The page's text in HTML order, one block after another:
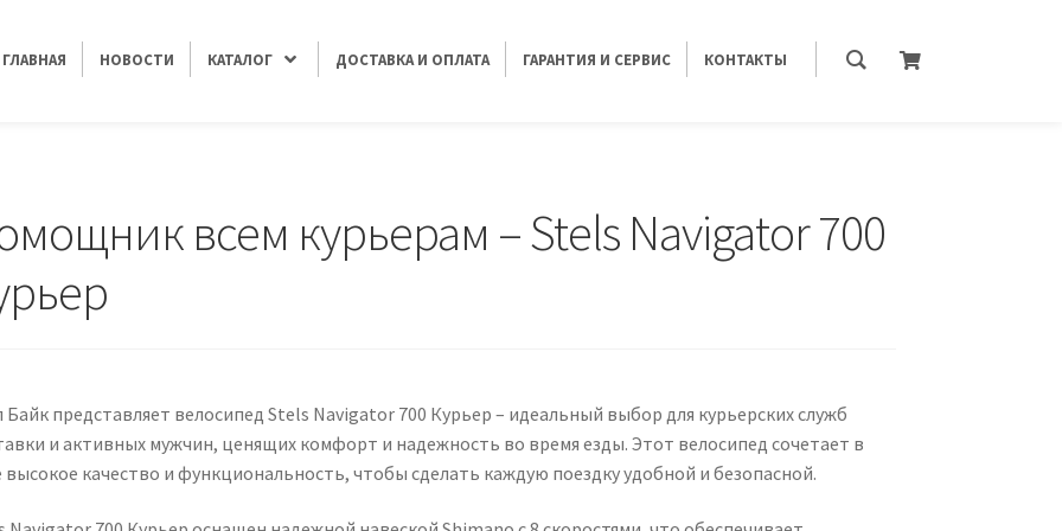
ГЛАВНАЯ НОВОСТИ КАТАЛОГ ДОСТАВКА И ОПЛАТА ГАРАНТИЯ И СЕРВИС КОНТАКТЫ
всем курьерам – Stels Navigator 700
Байк представляет велосипед Stels Navigator 700 Курьер – идеальный выбор для курьерских служб
и активных мужчин, ценящих комфорт и надежность во время езды. Этот велосипед сочетает в
высокое качество и функциональность, чтобы сделать каждую поездку удобной и безопасной.